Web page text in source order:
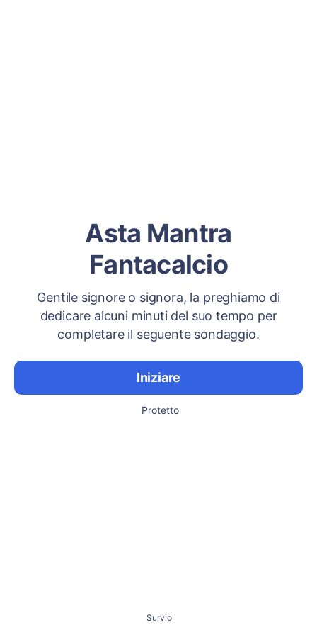
Asta Mantra
Fantacalcio
Gentile signore o signora, la preghiamo di
dedicare alcuni minuti del suo tempo per
completare il seguente sondaggio.
Iniziare
Protetto
Survio